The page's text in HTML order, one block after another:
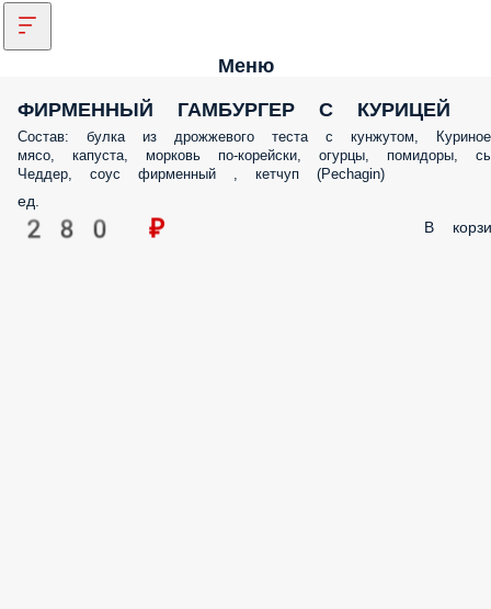
Меню
ФИРМЕННЫЙ ГАМБУРГЕР С КУРИЦЕЙ
Состав: булка из дрожжевого теста с кунжутом, Куриное
мясо, капуста, морковь по-корейски, огурцы, помидоры,
Чеддер, соус фирменный , кетчуп (Pechagin)
ед.
280 ₽ В